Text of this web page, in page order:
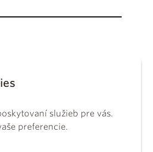
služieb pre vás.
preferencie.
vydanie
cookies